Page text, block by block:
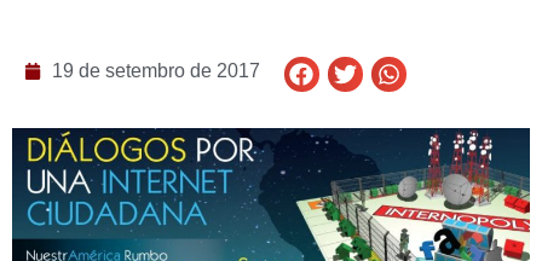
19 de setembro de 2017